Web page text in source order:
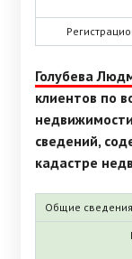
Голубева
клиентов по
сведений,
кадастре
Общие сведения